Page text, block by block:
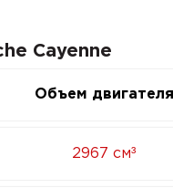
Cayenne
Объем двигателя
2967 см³